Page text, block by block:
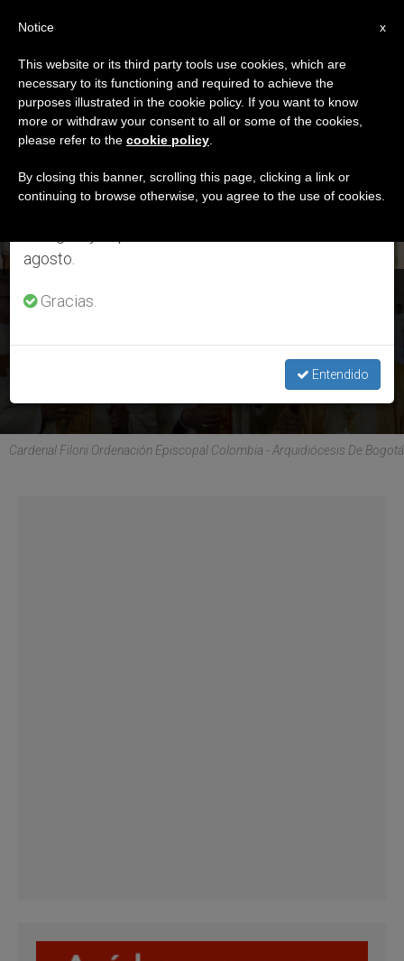
ETIQUETA
Posts Tagged ‘Jaime
Uriel Sanabria Rojas’
ÚLTIMAS NOTICIAS
Colombia: El card. Filoni pide a los nuevos obispos ser
Cardenal Filoni Ordenación Episcopal Colombia - Arquidiócesis De Bogotá
×
Aviso importante
Del 27 de julio al 7 de agosto haremos la pausa
anual, aprovechando que en el periodo de verano
se generan menos informaciones y también el
agosto.
Gracias.
Entendido
x
Notice
This website or its third party tools use cookies, which are
necessary to its functioning and required to achieve the
purposes illustrated in the cookie policy. If you want to know
more or withdraw your consent to all or some of the cookies,
please refer to the cookie policy
By closing this banner, scrolling this page, clicking a link or
continuing to browse otherwise, you agree to the use of cookies.